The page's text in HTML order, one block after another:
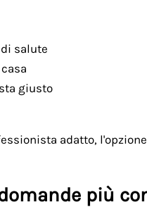
salute
giusto
adatto,
più